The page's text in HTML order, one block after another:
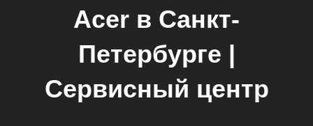
Acer в Санкт-
Петербурге |
Сервисный центр